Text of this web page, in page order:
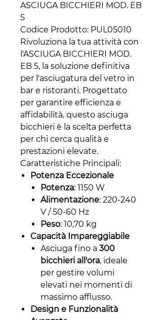
ASCIUGA BICCHIERI MOD. EB
5
Codice Prodotto: PUL05010
Rivoluziona la tua attività con
l'ASCIUGA BICCHIERI MOD.
EB 5, la soluzione definitiva
per l'asciugatura del vetro in
bar e ristoranti. Progettato
per garantire efficienza e
affidabilità, questo asciuga
bicchieri è la scelta perfetta
per chi cerca qualità e
prestazioni elevate.
Caratteristiche Principali:
Potenza Eccezionale
Potenza: 1150 W
Alimentazione: 220-240
V / 50-60 Hz
Peso: 10,70 kg
Capacità Impareggiabile
Asciuga fino a 300
bicchieri all'ora, ideale
per gestire volumi
elevati nei momenti di
massimo afflusso.
Design e Funzionalità